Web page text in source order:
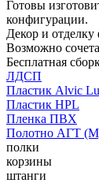
Готовы
конфигурации.
Декор и
Возможно
Бесплатная
ЛДСП
Пластик Alvic
Пластик HPL
Пленка ПВХ
Полотно АГТ
полки
корзины
штанги